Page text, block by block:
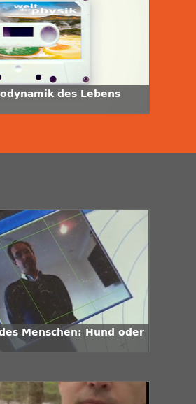
des Lebens
Menschen: Hund oder